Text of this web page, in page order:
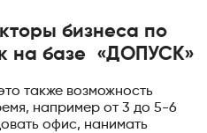
бизнеса по
на базе «ДОПУСК»
также возможность
например от 3 до 5-6
офис, нанимать